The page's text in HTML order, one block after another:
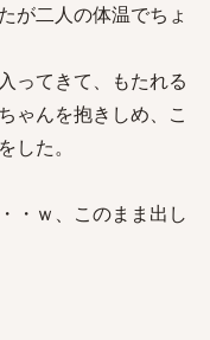
が二人の体温でちょ
ってきて、もたれる
ゃんを抱きしめ、こ
した。
・ｗ、このまま出し